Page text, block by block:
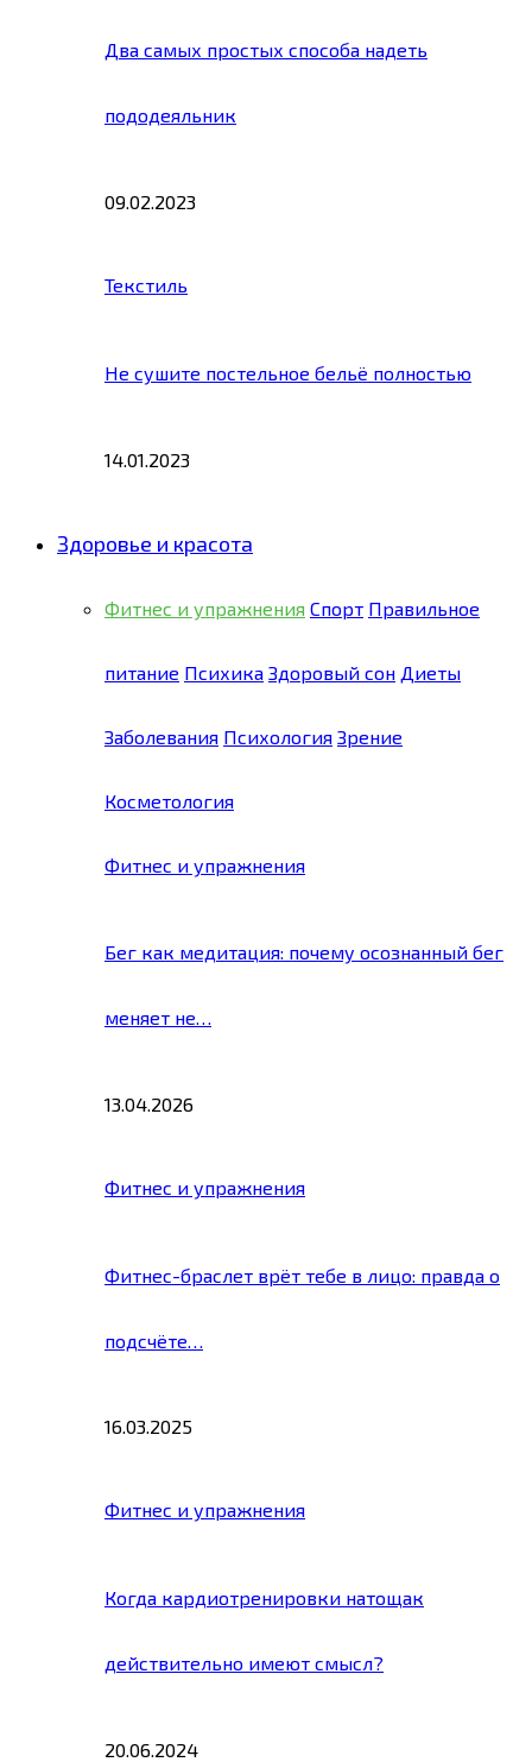
Два самых простых способа надеть
пододеяльник
09.02.2023
Текстиль
Не сушите постельное бельё полностью
14.01.2023
Здоровье и красота
Фитнес и упражнения Спорт Правильное
питание Психика Здоровый сон Диеты
Заболевания Психология Зрение
Косметология
Фитнес и упражнения
Бег как медитация: почему осознанный бег
меняет не…
13.04.2026
Фитнес и упражнения
Фитнес-браслет врёт тебе в лицо: правда о
подсчёте…
16.03.2025
Фитнес и упражнения
Когда кардиотренировки натощак
действительно имеют смысл?
20.06.2024